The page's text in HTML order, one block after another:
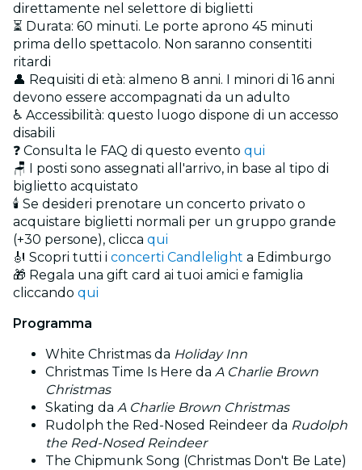
direttamente nel selettore di biglietti
⏳ Durata: 60 minuti. Le porte aprono 45 minuti
prima dello spettacolo. Non saranno consentiti
ritardi
👤 Requisiti di età: almeno 8 anni. I minori di 16 anni
devono essere accompagnati da un adulto
♿ Accessibilità: questo luogo dispone di un accesso
disabili
❓ Consulta le FAQ di questo evento qui
🪑 I posti sono assegnati all'arrivo, in base al tipo di
biglietto acquistato
🕯️ Se desideri prenotare un concerto privato o
acquistare biglietti normali per un gruppo grande
(+30 persone), clicca qui
🎻 Scopri tutti i concerti Candlelight a Edimburgo
🎁 Regala una gift card ai tuoi amici e famiglia
cliccando qui
Programma
White Christmas da Holiday Inn
Christmas Time Is Here da A Charlie Brown
Christmas
Skating da A Charlie Brown Christmas
Rudolph the Red-Nosed Reindeer da Rudolph
the Red-Nosed Reindeer
The Chipmunk Song (Christmas Don't Be Late)